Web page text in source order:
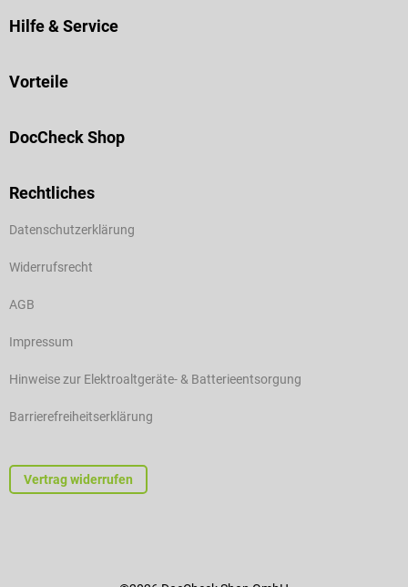
Hilfe & Service
Vorteile
DocCheck Shop
Rechtliches
Datenschutzerklärung
Widerrufsrecht
AGB
Impressum
Hinweise zur Elektroaltgeräte- & Batterieentsorgung
Barrierefreiheitserklärung
Vertrag widerrufen